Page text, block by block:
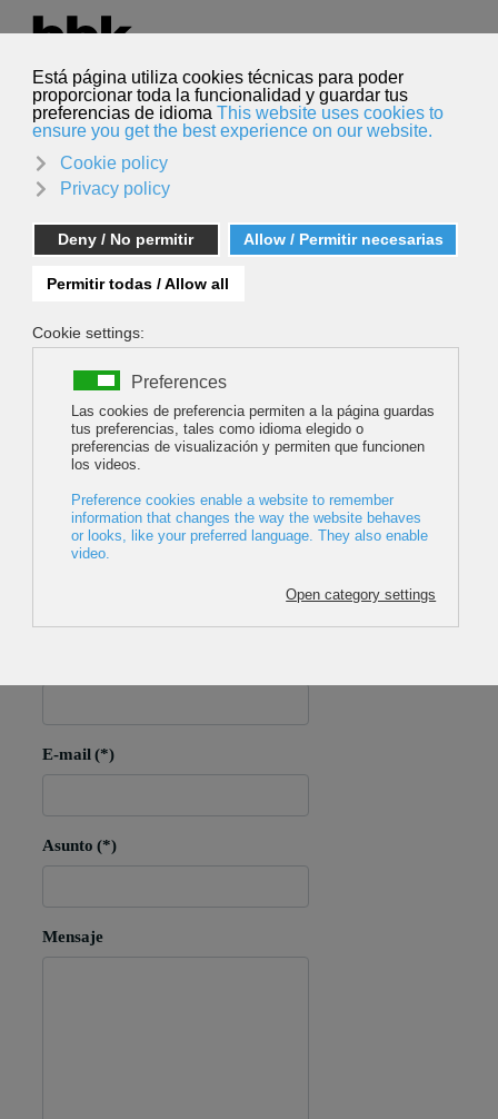
Seleccione su idioma
Español
Buscar
Contacto prensa
Aitor Elduaien
E-mail (*)
Asunto (*)
Mensaje